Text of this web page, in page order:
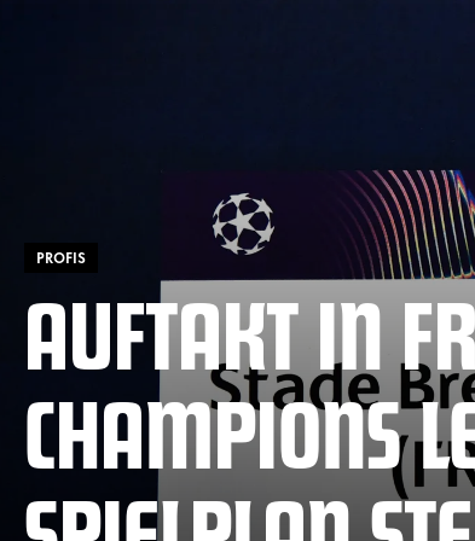
PROFIS
AUFTAKT IN
CHAMPIONS